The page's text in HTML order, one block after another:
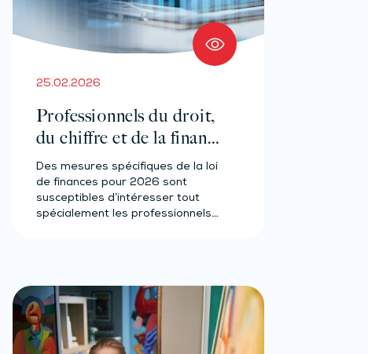
25.02.2026
Professionnels du droit,
du chiffre et de la finance
: ce qui va changer en
2026
Des mesures spécifiques de la loi
de finances pour 2026 sont
susceptibles d’intéresser tout
spécialement les professionnels